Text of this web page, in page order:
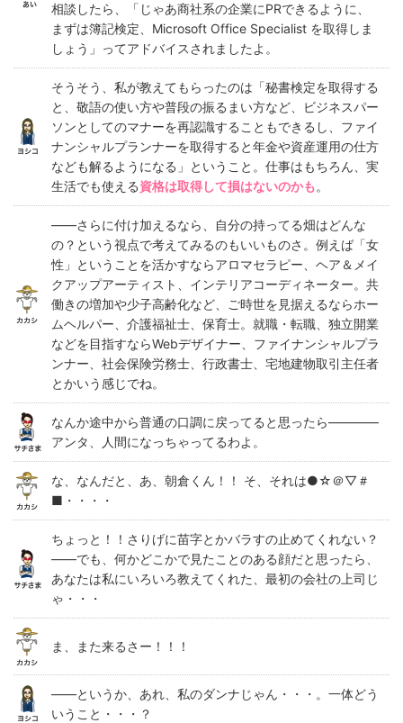
相談したら、「じゃあ商社系の企業にPRできるように、
まずは簿記検定、Microsoft Office Specialist を取得しま
しょう」ってアドバイスされましたよ。
そうそう、私が教えてもらったのは「秘書検定を取得する
と、敬語の使い方や普段の振るまい方など、ビジネスパー
ソンとしてのマナーを再認識することもできるし、ファイ
ナンシャルプランナーを取得すると年金や資産運用の仕方
なども解るようになる」ということ。仕事はもちろん、実
生活でも使える資格は取得して損はないのかも。
――さらに付け加えるなら、自分の持ってる畑はどんな
の？という視点で考えてみるのもいいものさ。例えば「女
性」ということを活かすならアロマセラピー、ヘア＆メイ
クアップアーティスト、インテリアコーディネーター。共
働きの増加や少子高齢化など、ご時世を見据えるならホー
ムヘルパー、介護福祉士、保育士。就職・転職、独立開業
などを目指すならWebデザイナー、ファイナンシャルプラ
ンナー、社会保険労務士、行政書士、宅地建物取引主任者
とかいう感じでね。
なんか途中から普通の口調に戻ってると思ったら――――
アンタ、人間になっちゃってるわよ。
な、なんだと、あ、朝倉くん！！ そ、それは●☆＠▽＃
■・・・・
ちょっと！！さりげに苗字とかバラすの止めてくれない？
――でも、何かどこかで見たことのある顔だと思ったら、
あなたは私にいろいろ教えてくれた、最初の会社の上司じ
ゃ・・・
ま、また来るさー！！！
――というか、あれ、私のダンナじゃん・・・。一体どう
いうこと・・・？